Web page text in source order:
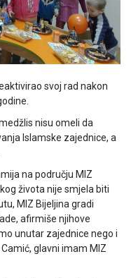
svoj rad nakon
nisu omeli da
Islamske zajednice, a
na području MIZ
života nije smjela biti
MIZ Bijeljina gradi
afirmiše njihove
unutar zajednice nego i
glavni imam MIZ